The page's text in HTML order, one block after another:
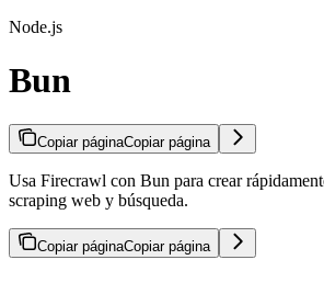
Node.js
Bun
Copiar páginaCopiar página
Usa Firecrawl con Bun para crear
scraping web y búsqueda.
Copiar páginaCopiar página